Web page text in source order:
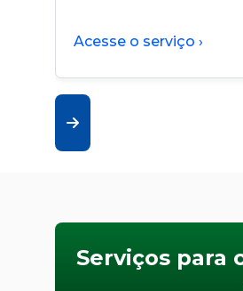
Acesse o serviço ›
Serviços para